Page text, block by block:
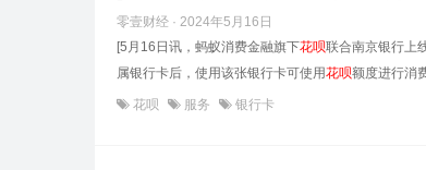
零壹财经 · 2024年5月16日
[5月16日讯，蚂蚁消费金融旗下花呗联合南京银行上
属银行卡后，使用该张银行卡可使用花呗额度进行消
花呗 服务 银行卡